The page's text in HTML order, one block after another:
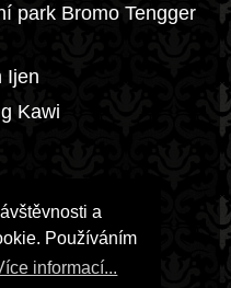
a
Používáním
informací...
park Bromo Tengger
Ijen
Kawi